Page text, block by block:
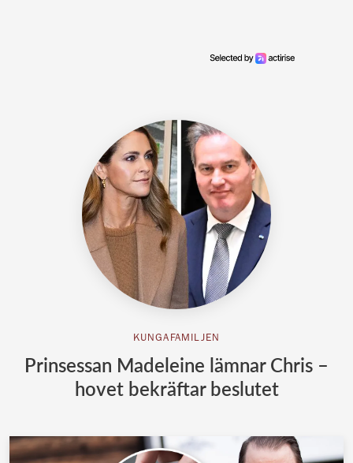
KUNGAFAMILJEN
Prinsessan Madeleine lämnar Chris –
hovet bekräftar beslutet